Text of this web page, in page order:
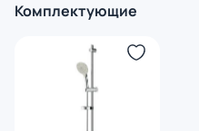
Комплектующие